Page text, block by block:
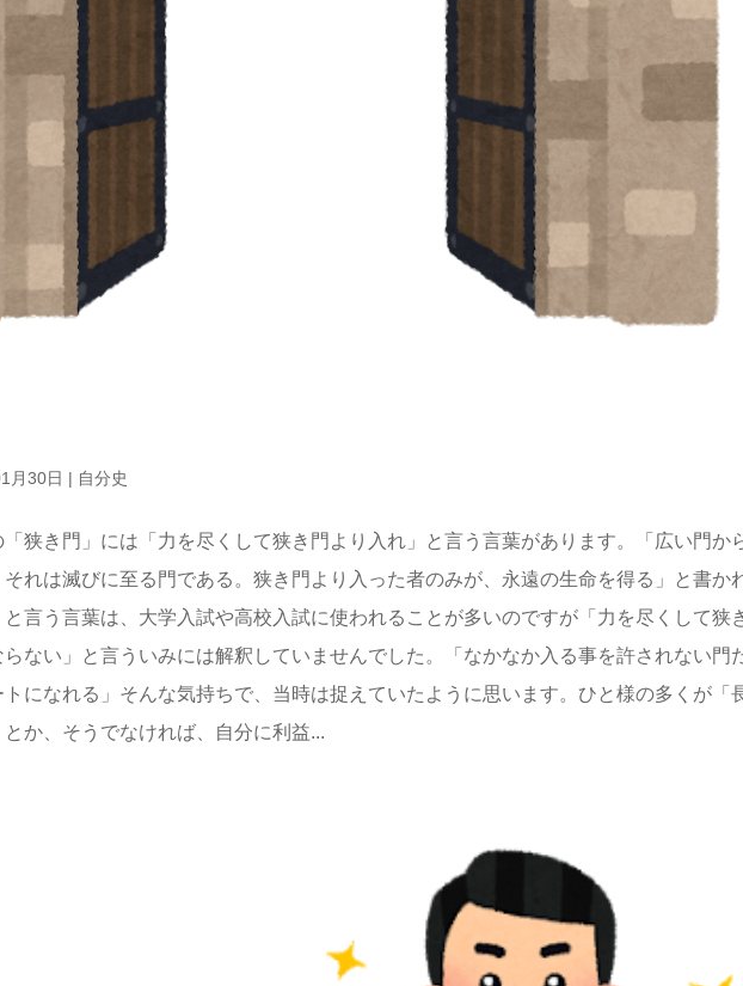
月30日 | 自分史
狭き門」には「力を尽くして狭き門より入れ」と言う言葉があります。「広い門か
れは滅びに至る門である。狭き門より入った者のみが、永遠の生命を得る」と書か
言う言葉は、大学入試や高校入試に使われることが多いのですが「力を尽くして狭
ない」と言ういみには解釈していませんでした。「なかなか入る事を許されない門
になれる」そんな気持ちで、当時は捉えていたように思います。ひと様の多くが「
か、そうでなければ、自分に利益...